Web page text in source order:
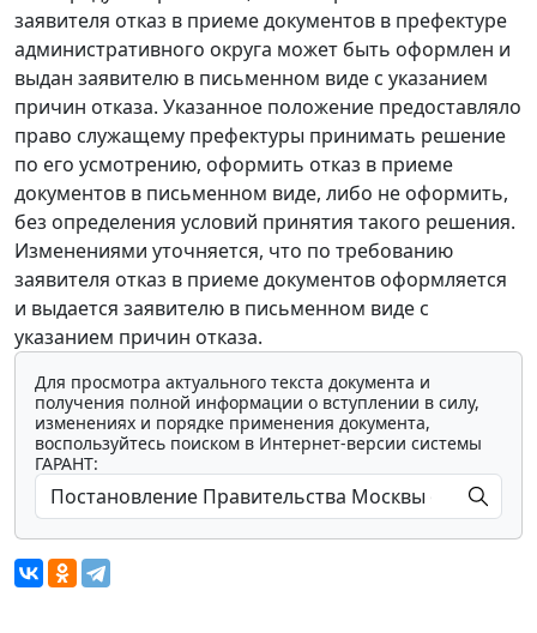
заявителя отказ в приеме документов в префектуре
административного округа может быть оформлен и
выдан заявителю в письменном виде с указанием
причин отказа. Указанное положение предоставляло
право служащему префектуры принимать решение
по его усмотрению, оформить отказ в приеме
документов в письменном виде, либо не оформить,
без определения условий принятия такого решения.
Изменениями уточняется, что по требованию
заявителя отказ в приеме документов оформляется
и выдается заявителю в письменном виде с
указанием причин отказа.
Для просмотра актуального текста документа и
получения полной информации о вступлении в силу,
изменениях и порядке применения документа,
воспользуйтесь поиском в Интернет-версии системы
ГАРАНТ: